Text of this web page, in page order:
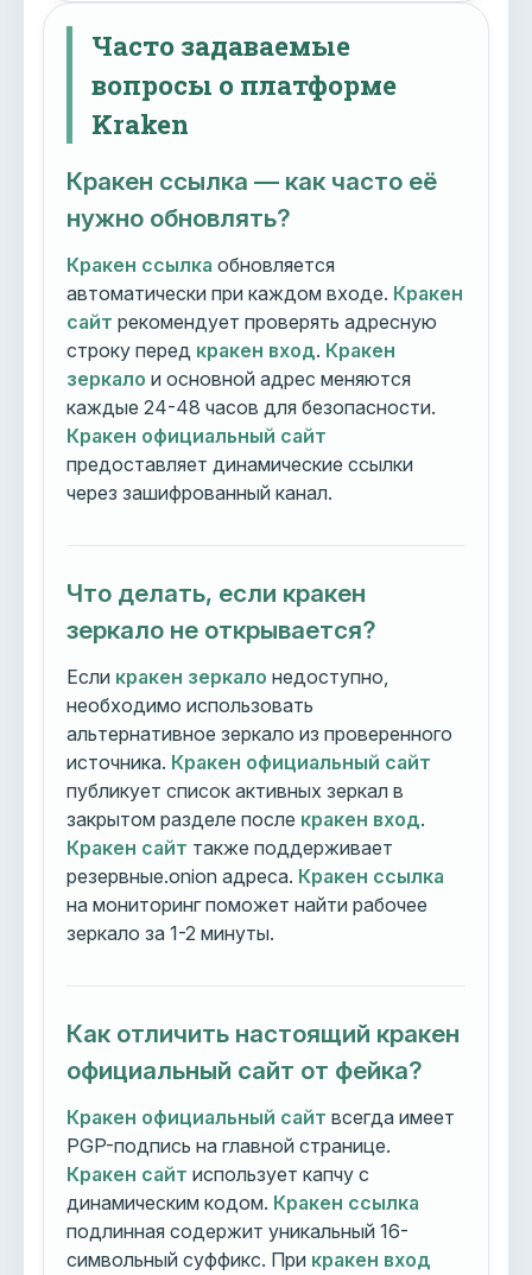
Часто задаваемые
вопросы о платформе
Kraken
Кракен ссылка — как часто её
нужно обновлять?
Кракен ссылка обновляется
автоматически при каждом входе. Кракен
сайт рекомендует проверять адресную
строку перед кракен вход. Кракен
зеркало и основной адрес меняются
каждые 24-48 часов для безопасности.
Кракен официальный сайт
предоставляет динамические ссылки
через зашифрованный канал.
Что делать, если кракен
зеркало не открывается?
Если кракен зеркало недоступно,
необходимо использовать
альтернативное зеркало из проверенного
источника. Кракен официальный сайт
публикует список активных зеркал в
закрытом разделе после кракен вход.
Кракен сайт также поддерживает
резервные.onion адреса. Кракен ссылка
на мониторинг поможет найти рабочее
зеркало за 1-2 минуты.
Как отличить настоящий кракен
официальный сайт от фейка?
Кракен официальный сайт всегда имеет
PGP-подпись на главной странице.
Кракен сайт использует капчу с
динамическим кодом. Кракен ссылка
подлинная содержит уникальный 16-
символьный суффикс. При кракен вход